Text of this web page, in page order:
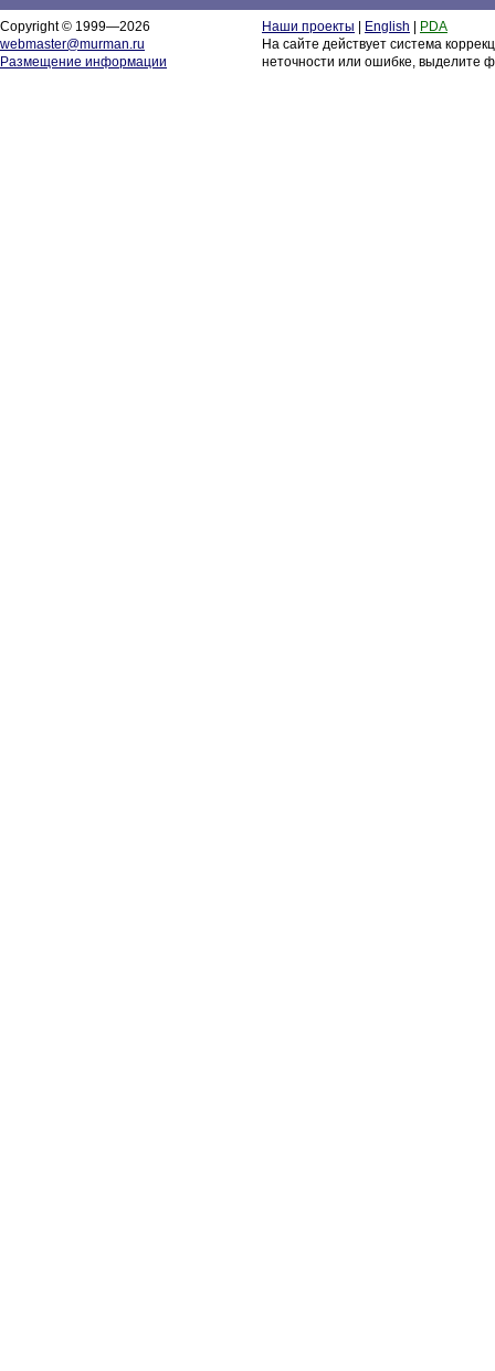
Copyright © 1999—2026
webmaster@murman.ru
Размещение информации
Наши проекты English
PDA
На сайте действует система
неточности или ошибке, выделите